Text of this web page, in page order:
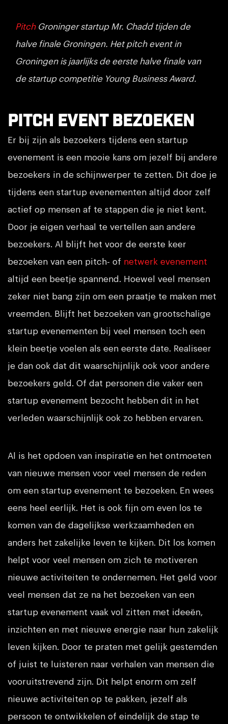
PitchGroninger startup Mr. Chadd tijden de
halve finale Groningen. Het pitch event in
Groningen is jaarlijks de eerste halve finale van
de startup competitie Young Business Award.
Pitch event bezoeken
Er bij zijn als bezoekers tijdens een startup
evenement is een mooie kans om jezelf bij andere
bezoekers in de schijnwerper te zetten. Dit doe je
tijdens een startup evenementen altijd door zelf
actief op mensen af te stappen die je niet kent.
Door je eigen verhaal te vertellen aan andere
bezoekers. Al blijft het voor de eerste keer
bezoeken van een pitch- of netwerk evenement
altijd een beetje spannend. Hoewel veel mensen
zeker niet bang zijn om een praatje te maken met
vreemden. Blijft het bezoeken van grootschalige
startup evenementen bij veel mensen toch een
klein beetje voelen als een eerste date. Realiseer
je dan ook dat dit waarschijnlijk ook voor andere
bezoekers geld. Of dat personen die vaker een
startup evenement bezocht hebben dit in het
verleden waarschijnlijk ook zo hebben ervaren.
Al is het opdoen van inspiratie en het ontmoeten
van nieuwe mensen voor veel mensen de reden
om een startup evenement te bezoeken. En wees
eens heel eerlijk. Het is ook fijn om even los te
komen van de dagelijkse werkzaamheden en
anders het zakelijke leven te kijken. Dit los komen
helpt voor veel mensen om zich te motiveren
nieuwe activiteiten te ondernemen. Het geld voor
veel mensen dat ze na het bezoeken van een
startup evenement vaak vol zitten met ideeën,
inzichten en met nieuwe energie naar hun zakelijk
leven kijken. Door te praten met gelijk gestemden
of juist te luisteren naar verhalen van mensen die
vooruitstrevend zijn. Dit helpt enorm om zelf
nieuwe activiteiten op te pakken, jezelf als
persoon te ontwikkelen of eindelijk de stap te